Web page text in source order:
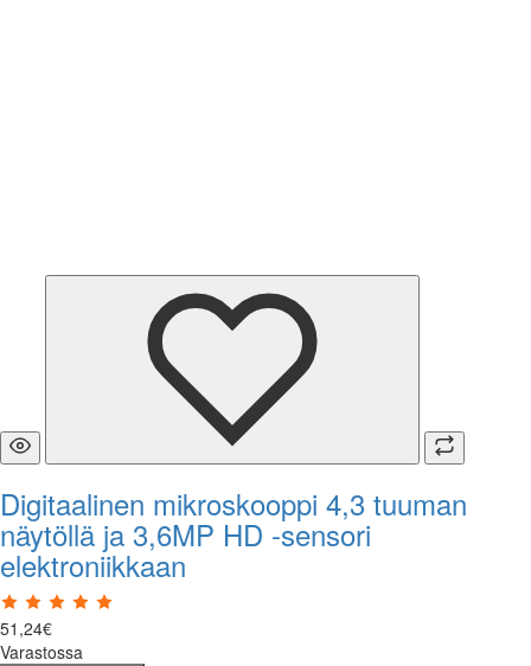
Digitaalinen mikroskooppi 4,3 tuuman
näytöllä ja 3,6MP HD -sensori
elektroniikkaan
51 ,24€
Varastossa